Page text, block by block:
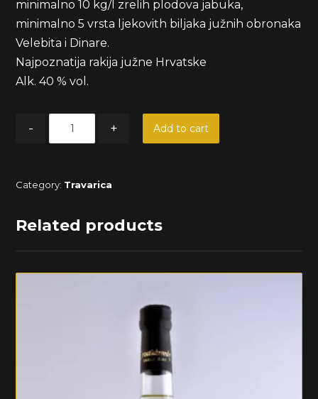
minimalno 10 kg/l zrelih plodova jabuka,
minimalno 5 vrsta ljekovith biljaka južnih obronaka
Velebita i Dinare.
Najpoznatija rakija južne Hrvatske
Alk. 40 % vol.
- + Add to cart
Category: Travarica
Related products